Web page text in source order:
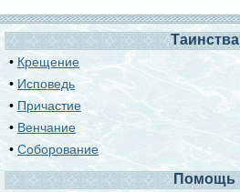
Таинства
• Крещение
• Исповедь
• Причастие
• Венчание
•Соборование
Помощь